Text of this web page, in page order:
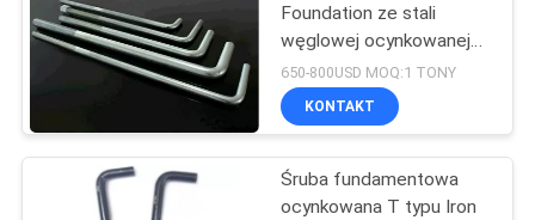
POPROSIĆ
WYCENĘ
SITEMAP
Bolt kotwienia
rozprężnego
Foundation ze stali
węglowej ocynkowanej
ogniowo
650-800USD MOQ:1 TONY
KONTAKT
Śruba fundamentowa
ocynkowana T typu Iron